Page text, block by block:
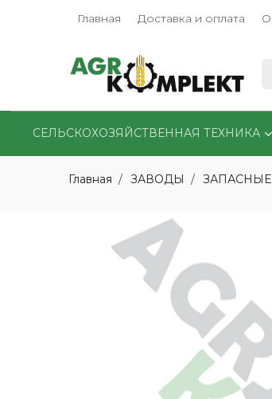
Главная Доставка и оплата О
СЕЛЬСКОХОЗЯЙСТВЕННАЯ ТЕХНИКА
Главная ЗАВОДЫ ЗАПАСНЫЕ